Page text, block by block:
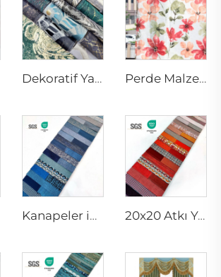
Dekoratif Yastık Kapları ve Yeşil Bölmeler için Şık Ev Dekorasyonu Perde Malzemesi ve Çiçekli Kumaşlar | Şık Perde Sheers
Kanapeler için Dekoratif Yastıklar ve Luks Perde Kumaşı | Şık Atkı Yastık Kapları 20x20 Atkı Yastık Kapları ve Kırmızı Atkı Yastıkları | Kaliteli Perde Kumaşı